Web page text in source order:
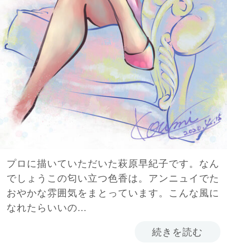
プロに描いていただいた萩原早紀子です。なん
でしょうこの匂い立つ色香は。アンニュイでた
おやかな雰囲気をまとっています。こんな風に
なれたらいいの...
続きを読む